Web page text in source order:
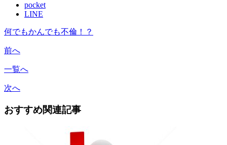
pocket
LINE
何でもかんでも不倫！？
前へ
一覧へ
次へ
おすすめ関連記事